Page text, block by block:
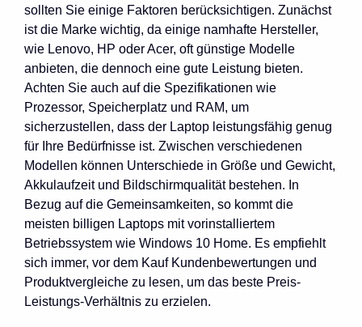
sollten Sie einige Faktoren berücksichtigen. Zunächst
ist die Marke wichtig, da einige namhafte Hersteller,
wie Lenovo, HP oder Acer, oft günstige Modelle
anbieten, die dennoch eine gute Leistung bieten.
Achten Sie auch auf die Spezifikationen wie
Prozessor, Speicherplatz und RAM, um
sicherzustellen, dass der Laptop leistungsfähig genug
für Ihre Bedürfnisse ist. Zwischen verschiedenen
Modellen können Unterschiede in Größe und Gewicht,
Akkulaufzeit und Bildschirmqualität bestehen. In
Bezug auf die Gemeinsamkeiten, so kommt die
meisten billigen Laptops mit vorinstalliertem
Betriebssystem wie Windows 10 Home. Es empfiehlt
sich immer, vor dem Kauf Kundenbewertungen und
Produktvergleiche zu lesen, um das beste Preis-
Leistungs-Verhältnis zu erzielen.